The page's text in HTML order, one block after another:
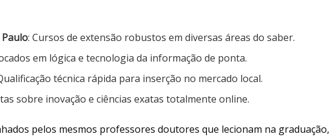
: Cursos de extensão robustos em diversas áreas do saber.
em lógica e tecnologia da informação de ponta.
técnica rápida para inserção no mercado local.
sobre inovação e ciências exatas totalmente online.
pelos mesmos professores doutores que lecionam na graduação,